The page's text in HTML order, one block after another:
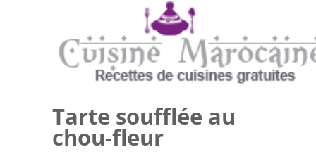
Tarte soufflée au
chou-fleur